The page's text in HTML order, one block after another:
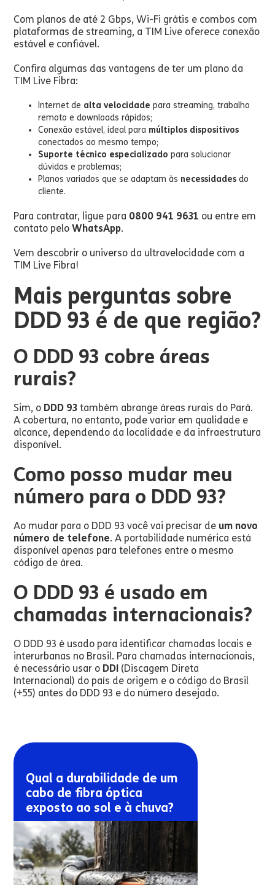
Com planos de até 2 Gbps, Wi-Fi grátis e combos com
plataformas de streaming, a TIM Live oferece conexão
estável e confiável.
Confira algumas das vantagens de ter um plano da
TIM Live Fibra:
Internet de alta velocidade para streaming, trabalho
remoto e downloads rápidos;
Conexão estável, ideal para múltiplos dispositivos
conectados ao mesmo tempo;
Suporte técnico especializado para solucionar
dúvidas e problemas;
Planos variados que se adaptam às necessidades do
cliente.
Para contratar, ligue para 0800 941 9631 ou entre em
contato peloWhatsApp.
Vem descobrir o universo da ultravelocidade com a
TIM Live Fibra!
Mais perguntas sobre
DDD 93 é de que região?
O DDD 93 cobre áreas
rurais?
Sim, o DDD 93 também abrange áreas rurais do Pará.
A cobertura, no entanto, pode variar em qualidade e
alcance, dependendo da localidade e da infraestrutura
disponível.
Como posso mudar meu
número para o DDD 93?
Ao mudar para o DDD 93 você vai precisar de um novo
número de telefone. A portabilidade numérica está
disponível apenas para telefones entre o mesmo
código de área.
O DDD 93 é usado em
chamadas internacionais?
O DDD 93 é usado para identificar chamadas locais e
interurbanas no Brasil. Para chamadas internacionais,
é necessário usar o DDI (Discagem Direta
Internacional) do país de origem e o código do Brasil
(+55) antes do DDD 93 e do número desejado.
Qual a durabilidade de um
cabo de fibra óptica
exposto ao sol e à chuva?